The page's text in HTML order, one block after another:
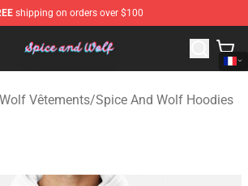
shipping on orders over $100
Store - Official Spice And Wolf
Vêtements/Spice And Wolf Hoodies